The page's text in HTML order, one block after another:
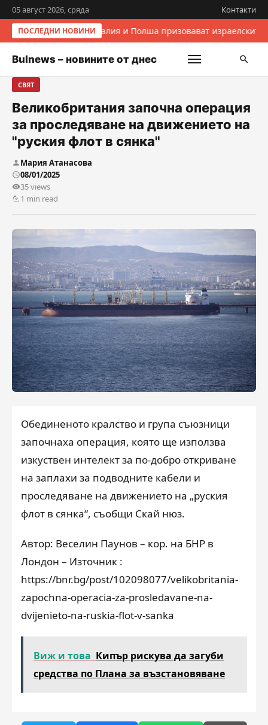
05 август 2026, сряда Контакти
ПОСЛЕДНИ НОВИНИИталия и Полша призовават
Bulnews – новините от днес
СВЯТ
Великобритания започна операция
за проследяване на движението на
"руския флот в сянка"
Мария Атанасова
08/01/2025
35 views
1 min read
Обединеното кралство и група съюзници
започнаха операция, която ще използва
изкуствен интелект за по-добро откриване
на заплахи за подводните кабели и
проследяване на движението на „руския
флот в сянка“, съобщи Скай нюз.
Автор: Веселин Паунов – кор. на БНР в
Лондон – Източник :
https://bnr.bg/post/102098077/velikobritania-
zapochna-operacia-za-prosledavane-na-
dvijenieto-na-ruskia-flot-v-sanka
Виж и това Кипър рискува да загуби
средства по Плана за възстановяване